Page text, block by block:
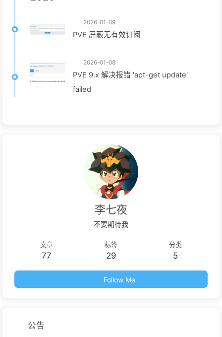
2026-01-09
PVE 屏蔽无有效订阅
2026-01-08
PVE 9.x 解决报错 'apt-get update'
failed
李七夜
不要期待我
文章
77
标签
29
分类
5
Follow Me
公告